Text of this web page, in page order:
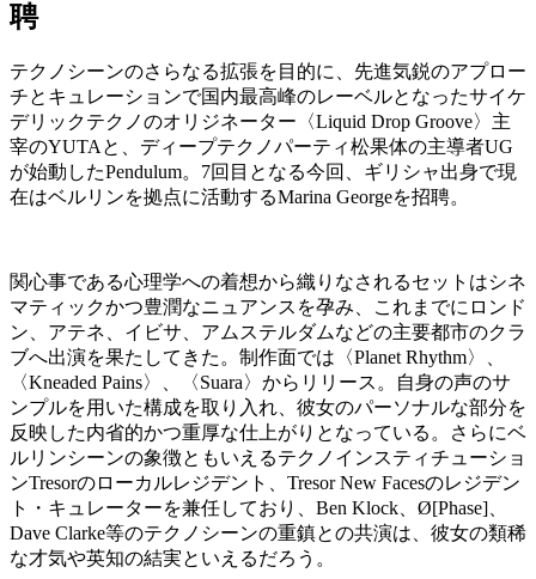
聘
テクノシーンのさらなる拡張を目的に、先進気鋭のアプロー
チとキュレーションで国内最高峰のレーベルとなったサイケ
デリックテクノのオリジネーター〈Liquid Drop Groove〉主
宰のYUTAと、ディープテクノパーティ松果体の主導者UG
が始動したPendulum。7回目となる今回、ギリシャ出身で現
在はベルリンを拠点に活動するMarina Georgeを招聘。
関心事である心理学への着想から織りなされるセットはシネ
マティックかつ豊潤なニュアンスを孕み、これまでにロンド
ン、アテネ、イビサ、アムステルダムなどの主要都市のクラ
ブへ出演を果たしてきた。制作面では〈Planet Rhythm〉、
〈Kneaded Pains〉、〈Suara〉からリリース。自身の声のサ
ンプルを用いた構成を取り入れ、彼女のパーソナルな部分を
反映した内省的かつ重厚な仕上がりとなっている。さらにベ
ルリンシーンの象徴ともいえるテクノインスティチューショ
ンTresorのローカルレジデント、Tresor New Facesのレジデン
ト・キュレーターを兼任しており、Ben Klock、Ø[Phase]、
Dave Clarke等のテクノシーンの重鎮との共演は、彼女の類稀
な才気や英知の結実といえるだろう。